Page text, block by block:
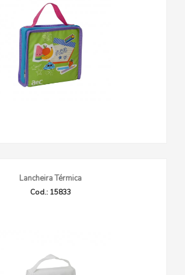
Lancheira Térmica
Cod.: 15833